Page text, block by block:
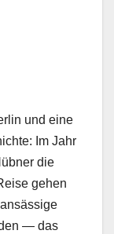
und eine
Im Jahr
die
gehen
— das